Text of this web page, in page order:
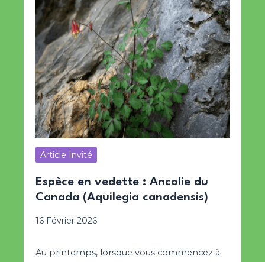
Article Invité
Espèce en vedette : Ancolie du
Canada (Aquilegia canadensis)
16 Février 2026
Au printemps, lorsque vous commencez à